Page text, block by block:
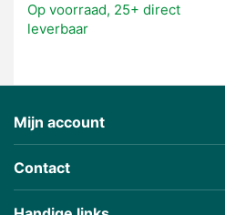
Op voorraad, 25+ direct
leverbaar
Mijn account
Contact